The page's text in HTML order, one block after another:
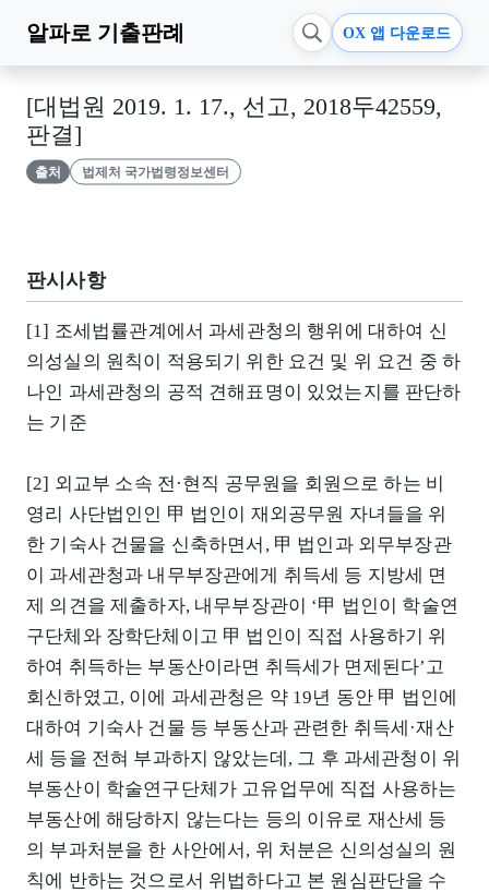
알파로 기출판례 OX 앱 다운로드
[대법원 2019. 1. 17., 선고, 2018두42559,
판결]
출처 법제처 국가법령정보센터
판시사항
[1] 조세법률관계에서 과세관청의 행위에 대하여 신
의성실의 원칙이 적용되기 위한 요건 및 위 요건 중 하
나인 과세관청의 공적 견해표명이 있었는지를 판단하
는 기준
[2] 외교부 소속 전·현직 공무원을 회원으로 하는 비
영리 사단법인인 甲 법인이 재외공무원 자녀들을 위
한 기숙사 건물을 신축하면서, 甲 법인과 외무부장관
이 과세관청과 내무부장관에게 취득세 등 지방세 면
제 의견을 제출하자, 내무부장관이 ‘甲 법인이 학술연
구단체와 장학단체이고 甲 법인이 직접 사용하기 위
하여 취득하는 부동산이라면 취득세가 면제된다’고
회신하였고, 이에 과세관청은 약 19년 동안 甲 법인에
대하여 기숙사 건물 등 부동산과 관련한 취득세·재산
세 등을 전혀 부과하지 않았는데, 그 후 과세관청이 위
부동산이 학술연구단체가 고유업무에 직접 사용하는
부동산에 해당하지 않는다는 등의 이유로 재산세 등
의 부과처분을 한 사안에서, 위 처분은 신의성실의 원
칙에 반하는 것으로서 위법하다고 본 원심판단을 수